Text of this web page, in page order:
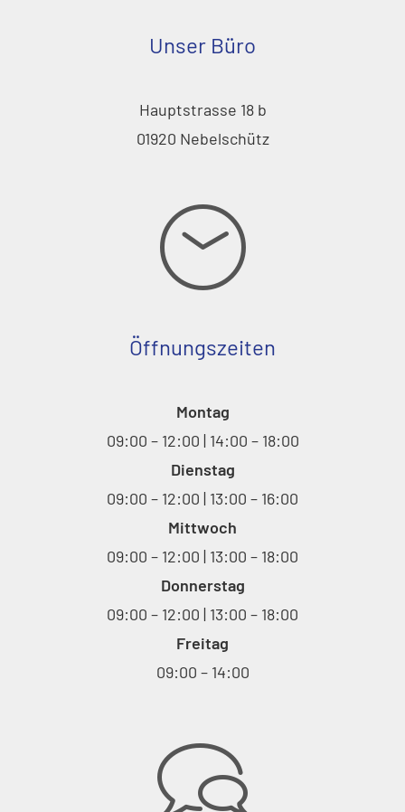
Unser Büro
Hauptstrasse 18 b
01920 Nebelschütz
Öffnungszeiten
Montag
09:00 – 12:00 | 14:00 – 18:00
Dienstag
09:00 – 12:00 | 13:00 – 16:00
Mittwoch
09:00 – 12:00 | 13:00 – 18:00
Donnerstag
09:00 – 12:00 | 13:00 – 18:00
Freitag
09:00 – 14:00